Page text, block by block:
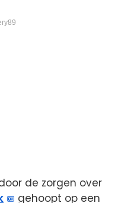
de zorgen over
gehoopt op een